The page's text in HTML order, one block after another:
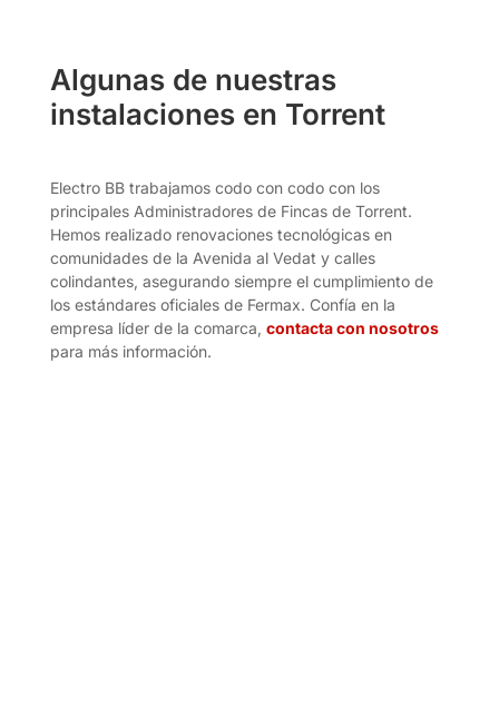
Algunas de nuestras
instalaciones en Torrent
Electro BB trabajamos codo con codo con los
principales Administradores de Fincas de Torrent.
Hemos realizado renovaciones tecnológicas en
comunidades de la Avenida al Vedat y calles
colindantes, asegurando siempre el cumplimiento de
los estándares oficiales de Fermax. Confía en la
empresa líder de la comarca, contacta con nosotros
para más información.